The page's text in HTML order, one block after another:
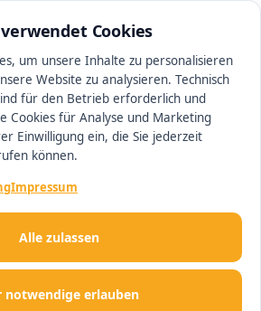
Cookies
um unsere Inhalte zu personalisieren
Website zu analysieren. Technisch
für den Betrieb erforderlich und
Cookies für Analyse und Marketing
Einwilligung ein, die Sie jederzeit
können.
Impressum
notwendige erlauben
Alle zulassen